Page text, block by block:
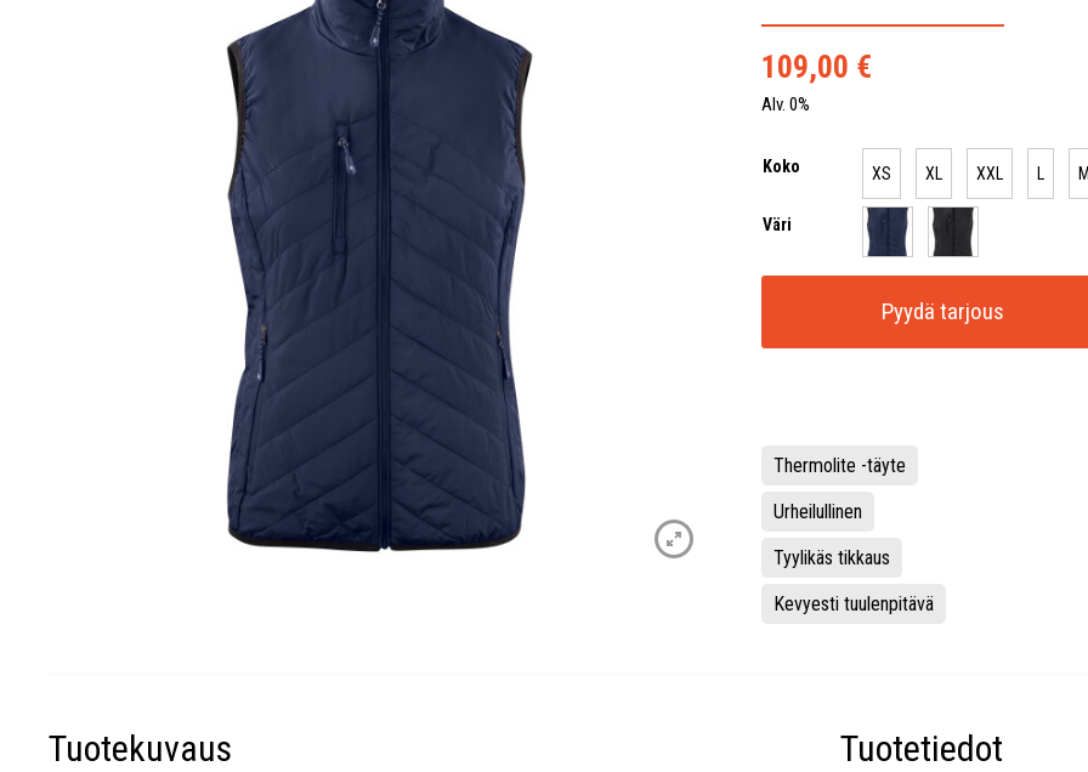
109,00 €
Alv. 0%
Koko XS XL XXL L
Väri
Pyydä tarjous
Thermolite -täyte
Urheilullinen
Tyylikäs tikkaus
Kevyesti tuulenpitävä
Tuotekuvaus Tuotetiedot